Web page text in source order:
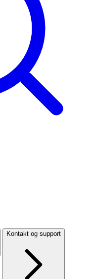
Kontakt og support